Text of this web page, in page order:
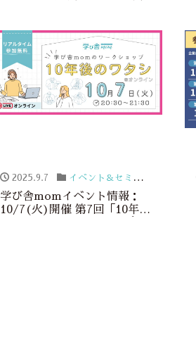
2025.9.7 イベント＆セミナー
学び舎momイベント情報：
10/7(火)開催 第7回「10年後